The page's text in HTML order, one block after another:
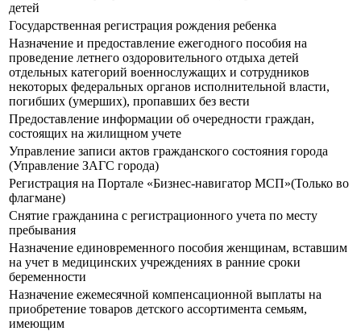
детей
Государственная регистрация рождения ребенка
Назначение и предоставление ежегодного пособия на
проведение летнего оздоровительного отдыха детей
отдельных категорий военнослужащих и сотрудников
некоторых федеральных органов исполнительной власти,
погибших (умерших), пропавших без вести
Предоставление информации об очередности граждан,
состоящих на жилищном учете
Управление записи актов гражданского состояния города
(Управление ЗАГС города)
Регистрация на Портале «Бизнес-навигатор МСП»(Только во
флагмане)
Снятие гражданина с регистрационного учета по месту
пребывания
Назначение единовременного пособия женщинам, вставшим
на учет в медицинских учреждениях в ранние сроки
беременности
Назначение ежемесячной компенсационной выплаты на
приобретение товаров детского ассортимента семьям,
имеющим